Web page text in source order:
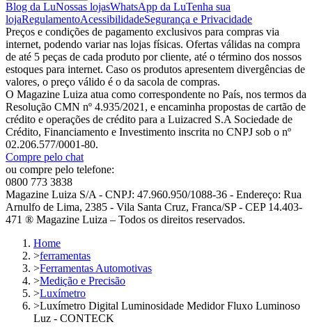
Blog da LuNossas lojasWhatsApp da LuTenha sua
lojaRegulamentoAcessibilidadeSegurança e Privacidade
Preços e condições de pagamento exclusivos para compras via
internet, podendo variar nas lojas físicas. Ofertas válidas na compra
de até 5 peças de cada produto por cliente, até o término dos nossos
estoques para internet. Caso os produtos apresentem divergências de
valores, o preço válido é o da sacola de compras.
O Magazine Luiza atua como correspondente no País, nos termos da
Resolução CMN nº 4.935/2021, e encaminha propostas de cartão de
crédito e operações de crédito para a Luizacred S.A Sociedade de
Crédito, Financiamento e Investimento inscrita no CNPJ sob o nº
02.206.577/0001-80.
Compre pelo chat
ou compre pelo telefone:
0800 773 3838
Magazine Luiza S/A - CNPJ: 47.960.950/1088-36 - Endereço: Rua
Arnulfo de Lima, 2385 - Vila Santa Cruz, Franca/SP - CEP 14.403-
471 ® Magazine Luiza – Todos os direitos reservados.
Home
>ferramentas
>Ferramentas Automotivas
>Medição e Precisão
>Luxímetro
>Luxímetro Digital Luminosidade Medidor Fluxo Luminoso
Luz - CONTECK